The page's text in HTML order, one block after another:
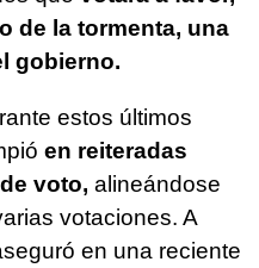
de la tormenta, una
gobierno.
estos últimos
en reiteradas
voto, alineándose
votaciones. A
en una reciente